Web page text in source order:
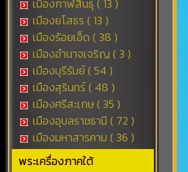
เมืองกาฬสินธุ์ ( 13 )
เมืองยโสธร ( 13 )
เมืองร้อยเอ็ด ( 38 )
เมืองอำนาจเจริญ ( 3 )
เมืองบุรีรัมย์ ( 54 )
เมืองสุรินทร์ ( 48 )
เมืองศรีสะเกษ ( 35 )
เมืองอุบลราชธานี ( 72 )
เมืองมหาสารคาม ( 36 )
พระเครื่องภาคใต้